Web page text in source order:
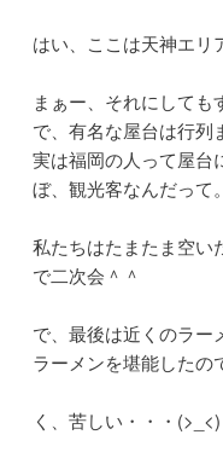
はい、ここは天神エリ
まぁー、それにして
で、有名な屋台は行列
実は福岡の人って屋台
ぼ、観光客なんだって。
私たちはたまたま空い
で二次会＾＾
で、最後は近くのラ
ラーメンを堪能したの
く、苦しい・・・(>_<)